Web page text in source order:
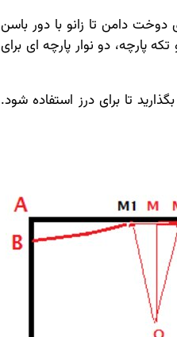
دوخت دامن تا زانو با دور باسن
باید دو تکه پارچه، دو نوار پارچه ای برای
متر هم اضافه بگذارید تا برای درز استفاده شود.